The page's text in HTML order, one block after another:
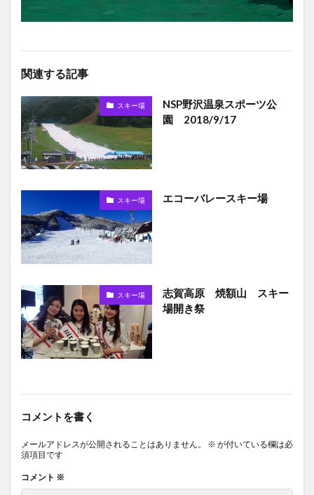
関連する記事
スキー場
NSP野沢温泉スポーツ公
園 2018/9/17
スキー場 エコーバレースキー場
スキー場
志賀高原 焼額山 スキー
場開き祭
コメントを書く
メールアドレスが公開されることはありません。 ※ が付いている欄は必
須項目です
コメント ※